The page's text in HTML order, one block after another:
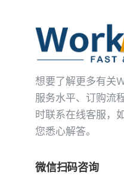
想要了解更多有关
服务水平、订购流
时联系在线客服，
您悉心解答。
微信扫码咨询